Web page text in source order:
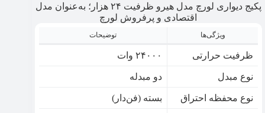
پکیج دیواری لورچ مدل هیرو ظرفیت ۲۴ هزار؛ به‌عنوان مدل
اقتصادی و پرفروش لورچ
ویژگی‌ها توضیحات
ظرفیت حرارتی ۲۴۰۰۰ وات
نوع مبدل دو مبدله
نوع محفظه احتراق بسته (فن‌دار)